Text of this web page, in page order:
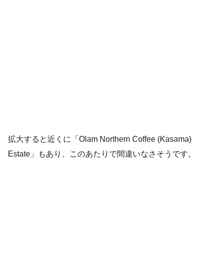
拡大すると近くに「Olam Northern Coffee (Kasama)
Estate」もあり、このあたりで間違いなさそうです。